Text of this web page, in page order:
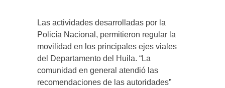
Las actividades desarrolladas por la
Policía Nacional, permitieron regular la
movilidad en los principales ejes viales
del Departamento del Huila. “La
comunidad en general atendió las
recomendaciones de las autoridades”